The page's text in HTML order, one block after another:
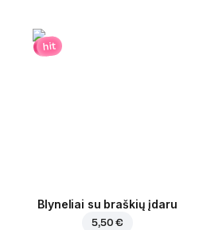
hit
Blyneliai su braškių įdaru
5,50 €